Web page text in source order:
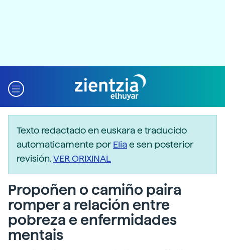
Texto redactado en euskara e traducido
automaticamente porEliae sen posterior
revisión.VER ORIXINAL
Propoñen o camiño paira
romper a relación entre
pobreza e enfermidades
mentais